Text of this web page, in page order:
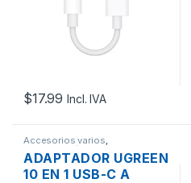
$17.99 Incl. IVA
Accesorios varios,
Computación
ADAPTADOR UGREEN
10 EN 1 USB-C A